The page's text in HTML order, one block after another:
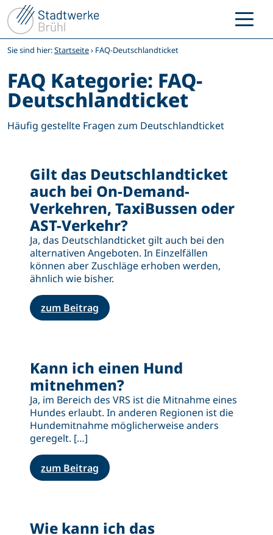
Zum
Inhalt
springen
Sie sind hier:Startseite› FAQ-Deutschlandticket
FAQ Kategorie: FAQ-
Deutschlandticket
Häufig gestellte Fragen zum Deutschlandticket
Gilt das Deutschlandticket
auch bei On-Demand-
Verkehren, TaxiBussen oder
AST-Verkehr?
Ja, das Deutschlandticket gilt auch bei den
alternativen Angeboten. In Einzelfällen
können aber Zuschläge erhoben werden,
ähnlich wie bisher.
zum Beitrag
Kann ich einen Hund
mitnehmen?
Ja, im Bereich des VRS ist die Mitnahme eines
Hundes erlaubt. In anderen Regionen ist die
Hundemitnahme möglicherweise anders
geregelt. […]
zum Beitrag
Wie kann ich das